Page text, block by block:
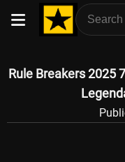
Rule Breakers 2025